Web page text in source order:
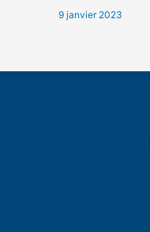
9 janvier 2023